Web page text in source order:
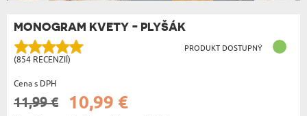
MONOGRAM KVETY - PLYŠÁK
(854 RECENZIÍ)
PRODUKT DOSTUPNÝ
Cena s DPH
11,99 € 10,99 €